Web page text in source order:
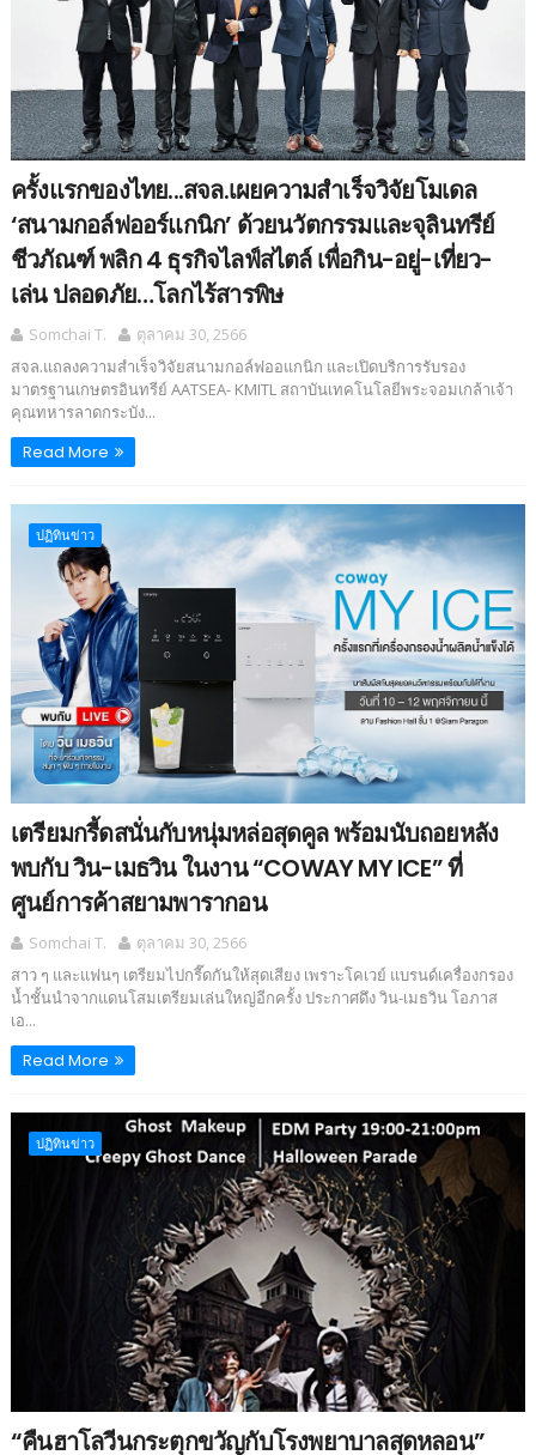
ครั้งแรกของไทย...สจล.เผยความสำเร็จวิจัยโมเดล
‘สนามกอล์ฟออร์แกนิก’ ด้วยนวัตกรรมและจุลินทรีย์
ชีวภัณฑ์ พลิก 4 ธุรกิจไลฟ์สไตล์ เพื่อกิน-อยู่-เที่ยว-
เล่น ปลอดภัย…โลกไร้สารพิษ
Somchai T.
ตุลาคม 30, 2566
สจล.แถลงความสำเร็จวิจัยสนามกอล์ฟออแกนิก และเปิดบริการรับรอง
มาตรฐานเกษตรอินทรีย์ AATSEA- KMITL สถาบันเทคโนโลยีพระจอมเกล้าเจ้า
คุณทหารลาดกระบัง...
Read More
ปฏิทินข่าว
เตรียมกรี้ดสนั่นกับหนุ่มหล่อสุดคูล พร้อมนับถอยหลัง
พบกับ วิน-เมธวิน ในงาน “COWAY MY ICE” ที่
ศูนย์การค้าสยามพารากอน
Somchai T.
ตุลาคม 30, 2566
สาว ๆ และแฟนๆ เตรียมไปกรี๊ดกันให้สุดเสียง เพราะโคเวย์ แบรนด์เครื่องกรอง
น้ำชั้นนำจากแดนโสมเตรียมเล่นใหญ่อีกครั้ง ประกาศดึง วิน-เมธวิน โอภาส
เอ...
Read More
ปฏิทินข่าว
“คืนฮาโลวีนกระตุกขวัญกับโรงพยาบาลสุดหลอน”